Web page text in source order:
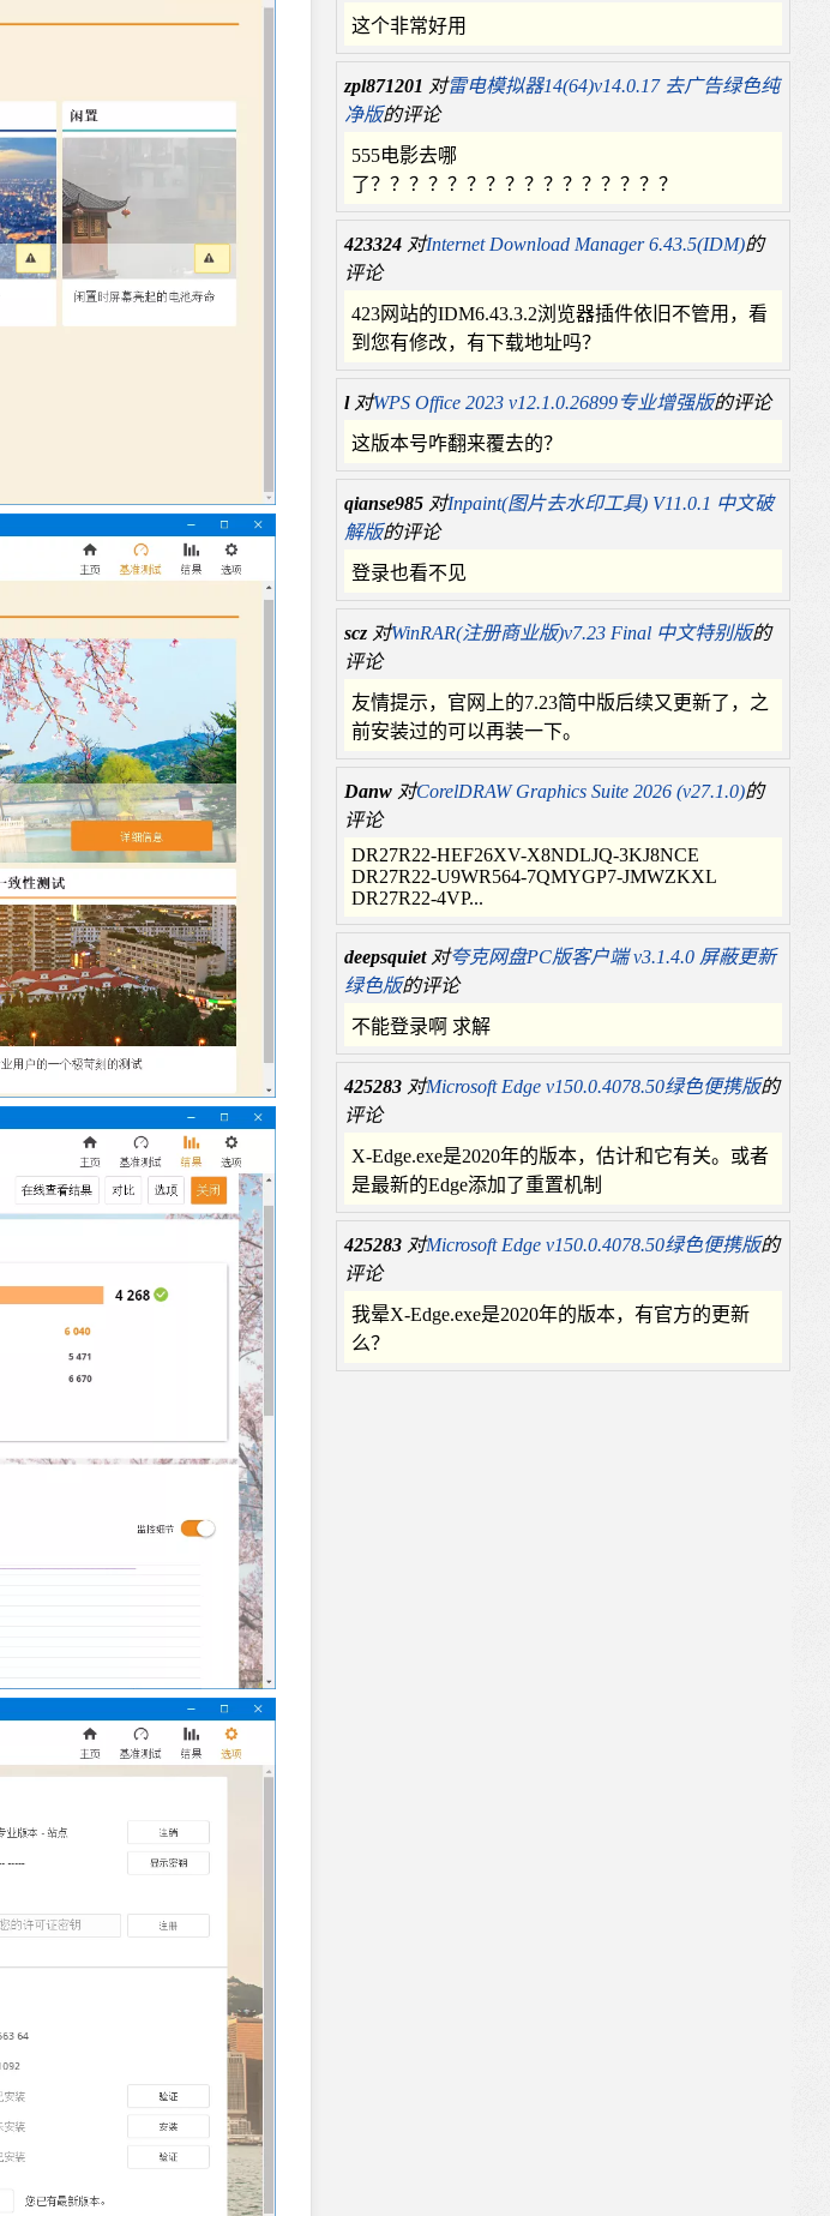
这个非常好用
zpl871201 对雷电模拟器14(64)v14.0.17 去广告绿色纯
净版的评论
555电影去哪
了？？？？？？？？？？？？？？？？
423324 对Internet Download Manager 6.43.5(IDM)的
评论
423网站的IDM6.43.3.2浏览器插件依旧不管用，看
到您有修改，有下载地址吗？
l 对WPS Office 2023 v12.1.0.26899专业增强版的评论
这版本号咋翻来覆去的？
qianse985 对Inpaint(图片去水印工具) V11.0.1 中文破
解版的评论
登录也看不见
scz 对WinRAR(注册商业版)v7.23 Final 中文特别版的
评论
友情提示，官网上的7.23简中版后续又更新了，之
前安装过的可以再装一下。
Danw 对CorelDRAW Graphics Suite 2026 (v27.1.0)的
评论
DR27R22-HEF26XV-X8NDLJQ-3KJ8NCE
DR27R22-U9WR564-7QMYGP7-JMWZKXL
DR27R22-4VP...
deepsquiet 对夸克网盘PC版客户端 v3.1.4.0 屏蔽更新
绿色版的评论
不能登录啊 求解
425283 对Microsoft Edge v150.0.4078.50绿色便携版的
评论
X-Edge.exe是2020年的版本，估计和它有关。或者
是最新的Edge添加了重置机制
425283 对Microsoft Edge v150.0.4078.50绿色便携版的
评论
我晕X-Edge.exe是2020年的版本，有官方的更新
么？